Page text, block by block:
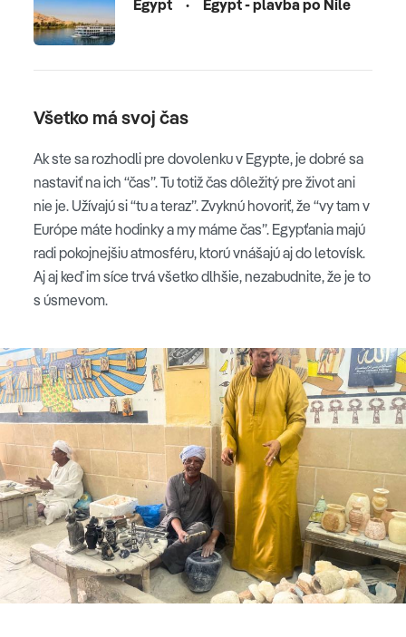
Egypt · Egypt - plavba po Níle
Všetko má svoj čas
Ak ste sa rozhodli pre dovolenku v Egypte, je dobré sa
nastaviť na ich “čas”. Tu totiž čas dôležitý pre život ani
nie je. Užívajú si “tu a teraz”. Zvyknú hovoriť, že “vy tam v
Európe máte hodinky a my máme čas”. Egypťania majú
radi pokojnejšiu atmosféru, ktorú vnášajú aj do letovísk.
Aj aj keď im síce trvá všetko dlhšie, nezabudnite, že je to
s úsmevom.